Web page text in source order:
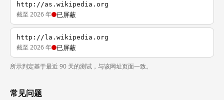
http://as.wikipedia.org
截至 2026 年 已屏蔽
http://la.wikipedia.org
截至 2026 年 已屏蔽
所示判定基于最近 90 天的测试，与该网址页面一致。
常见问题